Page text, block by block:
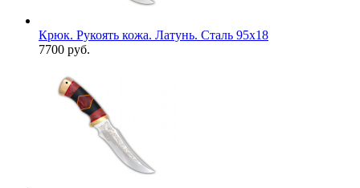
Крюк. Рукоять кожа. Латунь. Сталь 95х18
7700 руб.